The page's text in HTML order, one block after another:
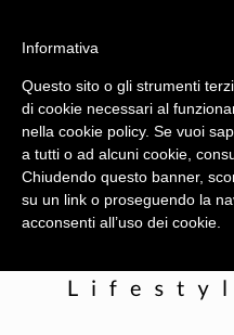
Informativa
Questo sito o gli strumenti
di cookie necessari al
nella cookie policy. Se vuoi
a tutti o ad alcuni cookie,
Chiudendo questo banner,
su un link o proseguendo la
acconsenti all’uso dei cookie.